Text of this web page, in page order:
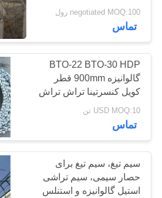
درخواست
قیمت
نقشه
سایت
حریم
خصوصی
شن و ماسه
شده
سیم خاردار
207
negotiated MOQ:100 رول
تماس
BTO-22 BTO-30 HDP
گالوانیزه 900mm قطر
کویل کنسرتینا تراش تراش
سیم خاردار برای فروش
USD MOQ:10 تن
تماس
سیم تیغ، سیم تیغ برای
حصار سیمی، سیم تراشی
استیل گالوانیزه و استنلس